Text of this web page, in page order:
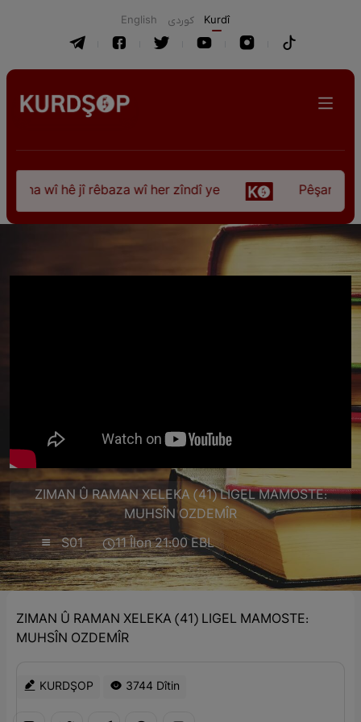
English كوردی Kurdî
wî hê jî rêbaza wî her zîndî ye Pêşangeha
ZIMAN Û RAMAN XELEKA (41) LIGEL MAMOSTE:
MUHSÎN OZDEMÎR
S01
11 Îlon 21:00 EBL
ZIMAN Û RAMAN XELEKA (41) LIGEL MAMOSTE:
MUHSÎN OZDEMÎR
KURDŞOP 3744 Dîtin